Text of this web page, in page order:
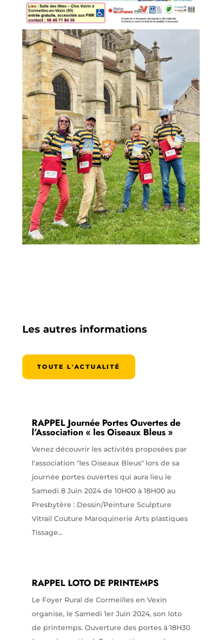
Les autres informations
TOUTE L'ACTUALITÉ
RAPPEL Journée Portes Ouvertes de
l’Association « les Oiseaux Bleus »
Venez découvrir les activités proposées par
l'association "les Oiseaux Bleus" lors de sa
journée portes ouvertes qui aura lieu le
Samedi 8 Juin 2024 de 10H00 à 18H00 au
Presbytère : Dessin/Peinture Sculpture
Vitrail Couture Maroquinerie Arts plastiques
Tissage...
RAPPEL LOTO DE PRINTEMPS
Le Foyer Rural de Cormeilles en Vexin
organise, le Samedi 1er Juin 2024, son loto
de printemps. Ouverture des portes à 18H30